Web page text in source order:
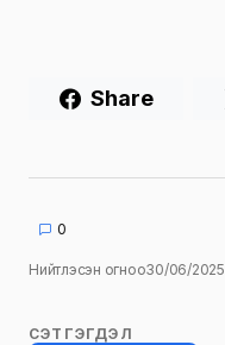
Share
0
Нийтлэсэн огноо30/06/2025
СЭТГЭГДЭЛ